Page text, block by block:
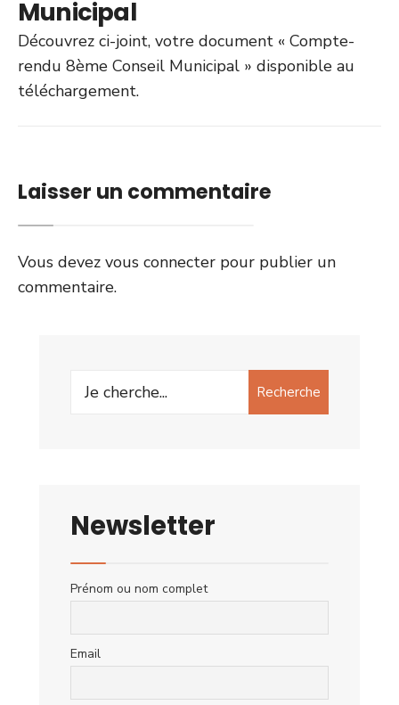
Municipal
Découvrez ci-joint, votre document « Compte-
rendu 8ème Conseil Municipal » disponible au
téléchargement.
Laisser un commentaire
Vous devez vous connecter pour publier un
commentaire.
Search
Recherche
Newsletter
Prénom ou nom complet
Email